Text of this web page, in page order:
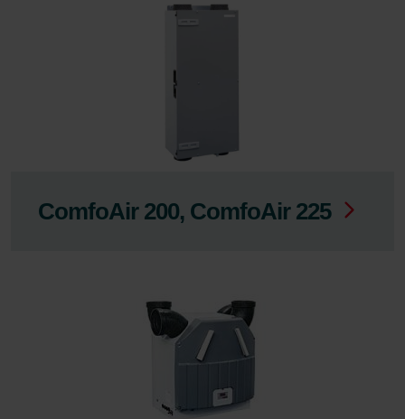
ComfoAir 200, ComfoAir 225